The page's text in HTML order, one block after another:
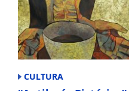
CULTURA